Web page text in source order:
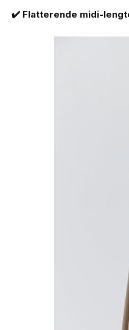
✔️ Flatterende midi-